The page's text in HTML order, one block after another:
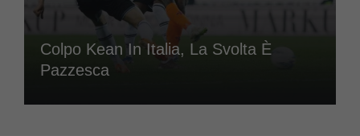
Colpo Kean In Italia, La Svolta È
Pazzesca